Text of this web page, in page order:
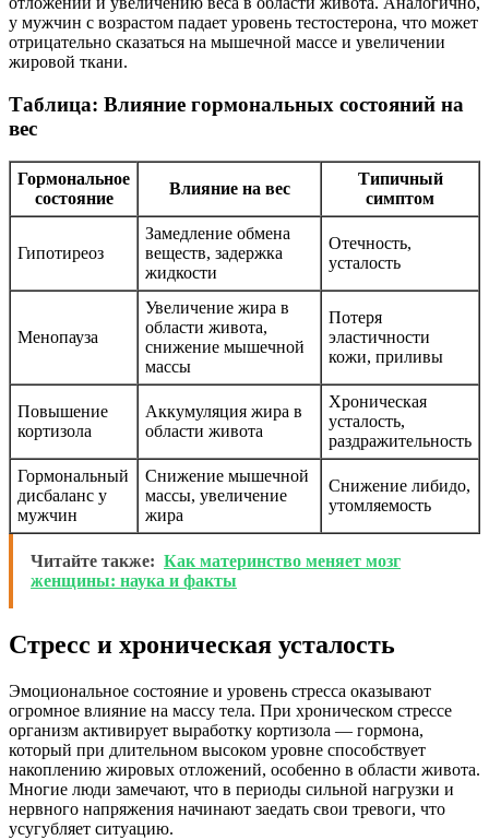
у мужчин с возрастом падает уровень тестостерона, что может
отрицательно сказаться на мышечной массе и увеличении
жировой ткани.
Таблица: Влияние гормональных состояний на
вес
Гормональное
состояние
Влияние на вес
Типичный
симптом
Гипотиреоз
Замедление обмена
веществ, задержка
жидкости
Отечность,
усталость
Менопауза
Увеличение жира в
области живота,
снижение мышечной
массы
Потеря
эластичности
кожи, приливы
Повышение
кортизола
Аккумуляция жира в
области живота
Хроническая
усталость,
раздражительность
Гормональный
дисбаланс у
мужчин
Снижение мышечной
массы, увеличение
жира
Снижение либидо,
утомляемость
Читайте также: Как материнство меняет мозг
женщины: наука и факты
Стресс и хроническая усталость
Эмоциональное состояние и уровень стресса оказывают
огромное влияние на массу тела. При хроническом стрессе
организм активирует выработку кортизола — гормона,
который при длительном высоком уровне способствует
накоплению жировых отложений, особенно в области живота.
Многие люди замечают, что в периоды сильной нагрузки и
нервного напряжения начинают заедать свои тревоги, что
усугубляет ситуацию.